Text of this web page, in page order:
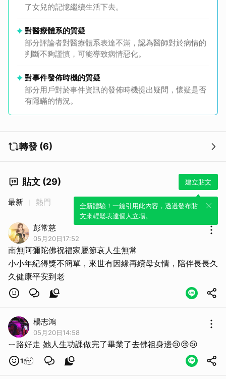
了女兒的記憶繼續生活下去。
對醫療體系的質疑
部分評論者對醫療體系表達不滿，認為醫師對於病情的
判斷不夠謹慎，可能導致病情惡化。
對事件發佈時機的質疑
部分用戶對於事件資訊的發佈時機提出疑問，懷疑是否
有隱瞞的情況。
轉發 (6)
貼文 (29) 建立貼文
全新體驗！一鍵引用此內容，透過發布貼
文來輕鬆表達個人立場。
最新 熱門
彭常慈
05月20日17:52
南無阿彌陀佛祝福家屬節哀人生無常
小小年紀得獎不簡單，來世有因緣再續母女情，陪伴長長久
久健康平安到老
楊志鴻
05月20日14:58
ㄧ路好走 她人生功課做完了畢業了去佛祖身邊😢😢😢
1